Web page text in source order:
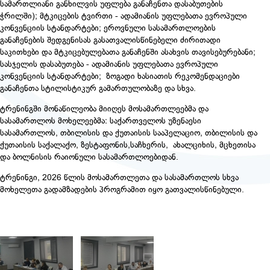
სამართლიანი განხილვის უფლება განაჩენთა დასაბუთების
ჭრილში); მტკიცების ტვირთი - ადამიანის უფლებათა ევროპული
კონვენციის სტანდარტები; ეროვნული სასამართლოების
განაჩენების შედგენისას გასათვალისწინებელი ძირითადი
საკითხები და მტკიცებულებათა განაჩენში ასახვის თავისებურებანი;
სასჯელის დასაბუთება - ადამიანის უფლებათა ევროპული
კონვენციის სტანდარტები; ზოგადი ხასიათის რეკომენდაციები
განაჩენთა სტილისტიკურ გამართულობაზე და სხვა.
ტრენინგში მონაწილეობა მიიღეს მოსამართლეებმა და
სასამართლოს მოხელეებმა: საქართველოს უზენაესი
სასამართლოს, თბილისის და ქუთაისის სააპელაციო, თბილისის და
ქუთაისის საქალაქო, ზესტაფონის,საჩხერის, ახალციხის, მცხეთისა
და ბოლნისის რაიონული სასამართლოებიდან.
ტრენინგი, 2026 წლის მოსამართლეთა და სასამართლოს სხვა
მოხელეთა გადამზადების პროგრამით იყო გათვალისწინებული.